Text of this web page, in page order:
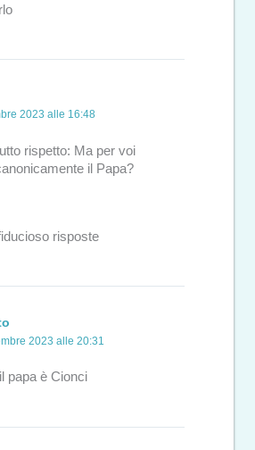
2023 alle 16:48
rispetto: Ma per voi
il Papa?
risposte
2023 alle 20:31
papa è Cionci